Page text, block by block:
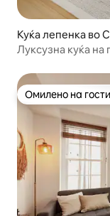
Куќа лепенка во
Луксузна куќа
Омилено на
Омилено на